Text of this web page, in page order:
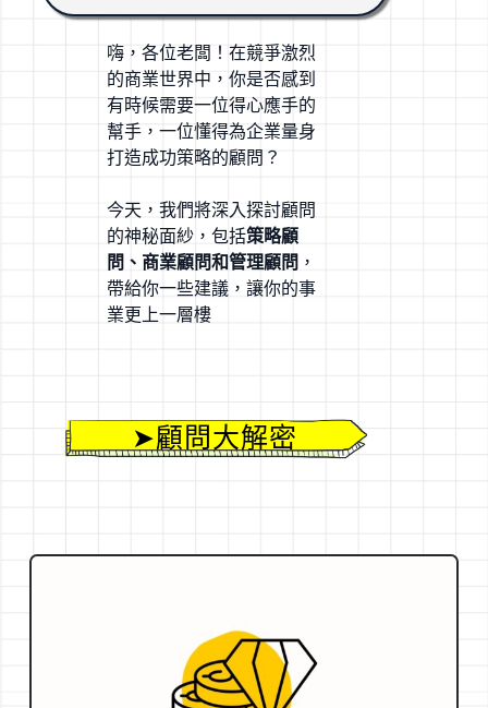
嗨，各位老闆！在競爭激烈
的商業世界中，你是否感到
有時候需要一位得心應手的
幫手，一位懂得為企業量身
打造成功策略的顧問？
今天，我們將深入探討顧問
的神秘面紗，包括策略顧
問、商業顧問和管理顧問 ，
帶給你一些建議，讓你的事
業更上一層樓
➤顧問大解密